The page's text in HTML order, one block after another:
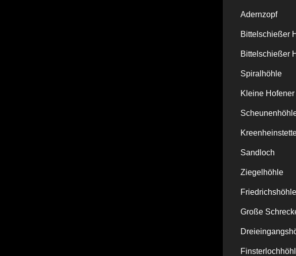
Adernzopf
Bittelschießer
Bittelschießer
Spiralhöhle
Kleine
Sandloch
Ziegelhöhle
Friedrichshöhle
Große